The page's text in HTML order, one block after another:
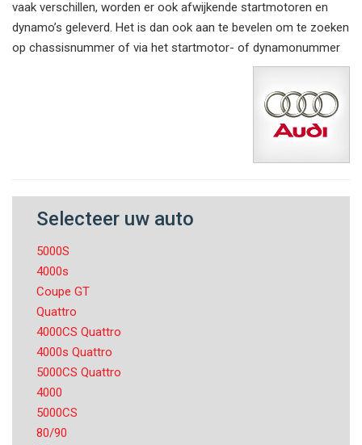
vaak verschillen, worden er ook afwijkende startmotoren en
dynamo’s geleverd. Het is dan ook aan te bevelen om te zoeken
op chassisnummer of via het startmotor- of dynamonummer
Selecteer uw auto
5000S
4000s
Coupe GT
Quattro
4000CS Quattro
4000s Quattro
5000CS Quattro
4000
5000CS
80/90